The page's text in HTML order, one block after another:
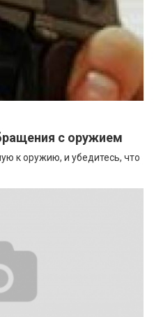
с оружием
к оружию, и убедитесь, что